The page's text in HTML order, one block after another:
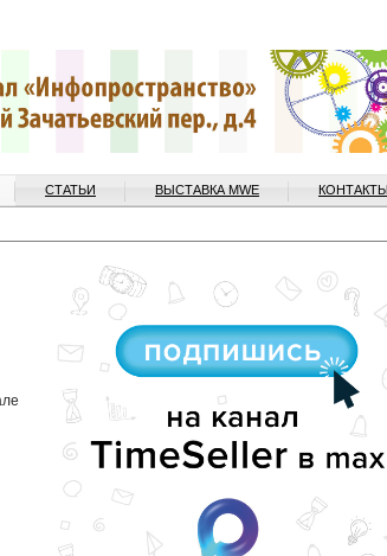
СТАТЬИ ВЫСТАВКА MWE КОНТАКТЫ